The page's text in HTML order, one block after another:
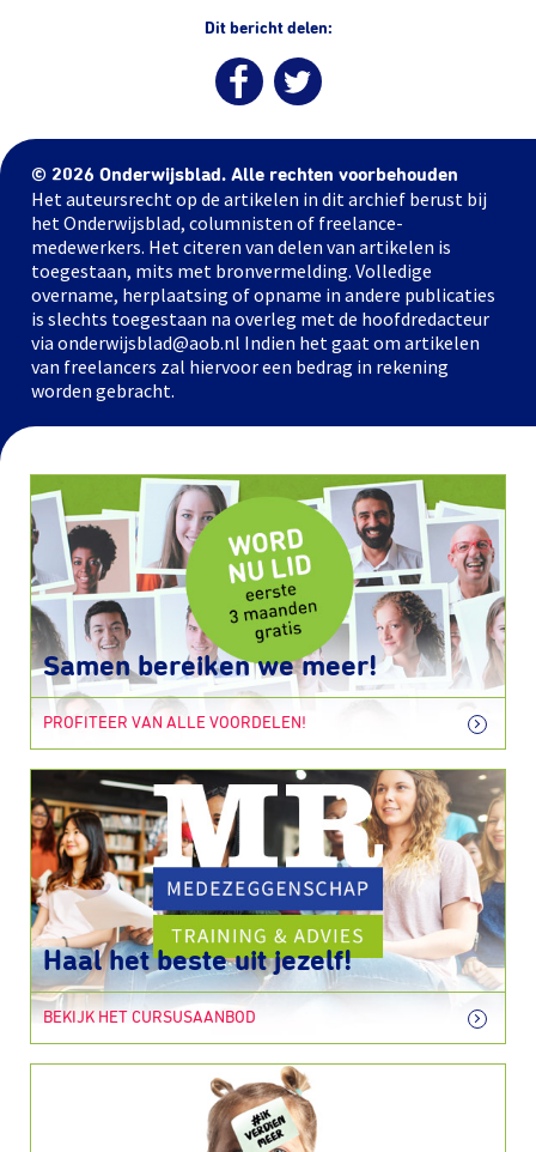
Dit bericht delen:
© 2026 Onderwijsblad. Alle rechten voorbehouden
Het auteursrecht op de artikelen in dit archief berust bij
het Onderwijsblad, columnisten of freelance-
medewerkers. Het citeren van delen van artikelen is
toegestaan, mits met bronvermelding. Volledige
overname, herplaatsing of opname in andere publicaties
is slechts toegestaan na overleg met de hoofdredacteur
via onderwijsblad@aob.nl Indien het gaat om artikelen
van freelancers zal hiervoor een bedrag in rekening
worden gebracht.
Samen bereiken we meer!
PROFITEER VAN ALLE VOORDELEN!
Haal het beste uit jezelf!
BEKIJK HET CURSUSAANBOD